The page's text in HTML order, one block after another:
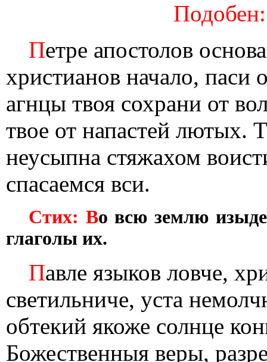
Петре апостолов
христианов начало, паси
агнцы твоя сохрани от
твое от напастей лютых.
неусыпна стяжахом
спасаемся вси.
Стих: Во всю землю
глаголы их.
Павле языков ловче,
светильниче, уста
обтекий якоже солнце
Божественныя веры,